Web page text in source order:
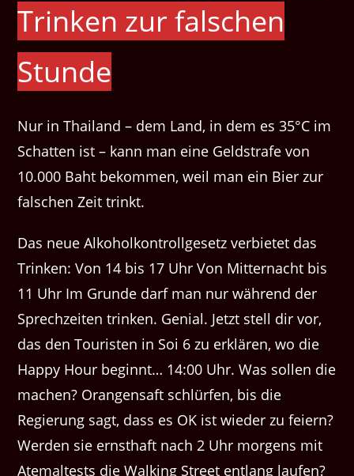
Trinken zur falschen
Stunde
Nur in Thailand – dem Land, in dem es 35°C im
Schatten ist – kann man eine Geldstrafe von
10.000 Baht bekommen, weil man ein Bier zur
falschen Zeit trinkt.
Das neue Alkoholkontrollgesetz verbietet das
Trinken: Von 14 bis 17 Uhr Von Mitternacht bis
11 Uhr Im Grunde darf man nur während der
Sprechzeiten trinken. Genial. Jetzt stell dir vor,
das den Touristen in Soi 6 zu erklären, wo die
Happy Hour beginnt… 14:00 Uhr. Was sollen die
machen? Orangensaft schlürfen, bis die
Regierung sagt, dass es OK ist wieder zu feiern?
Werden sie ernsthaft nach 2 Uhr morgens mit
Atemaltests die Walking Street entlang laufen?